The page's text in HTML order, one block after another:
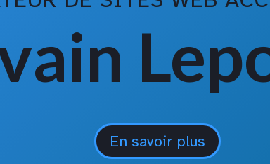
En savoir plus